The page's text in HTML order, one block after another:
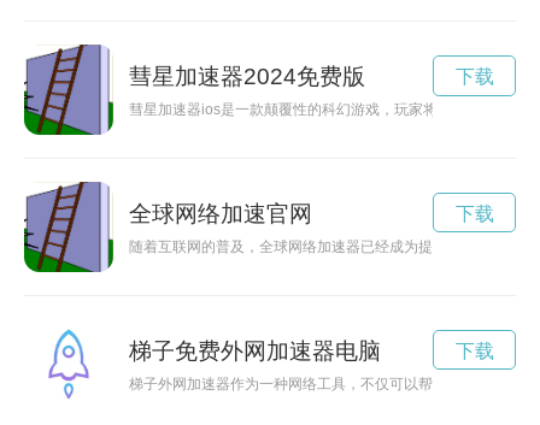
彗星加速器2024免费版
彗星加速器ios是一款颠覆性的科幻游戏，玩家将在游戏中扮演
下载
全球网络加速官网
随着互联网的普及，全球网络加速器已经成为提升网络速度，
下载
梯子免费外网加速器电脑
梯子外网加速器作为一种网络工具，不仅可以帮助用户突破网
下载